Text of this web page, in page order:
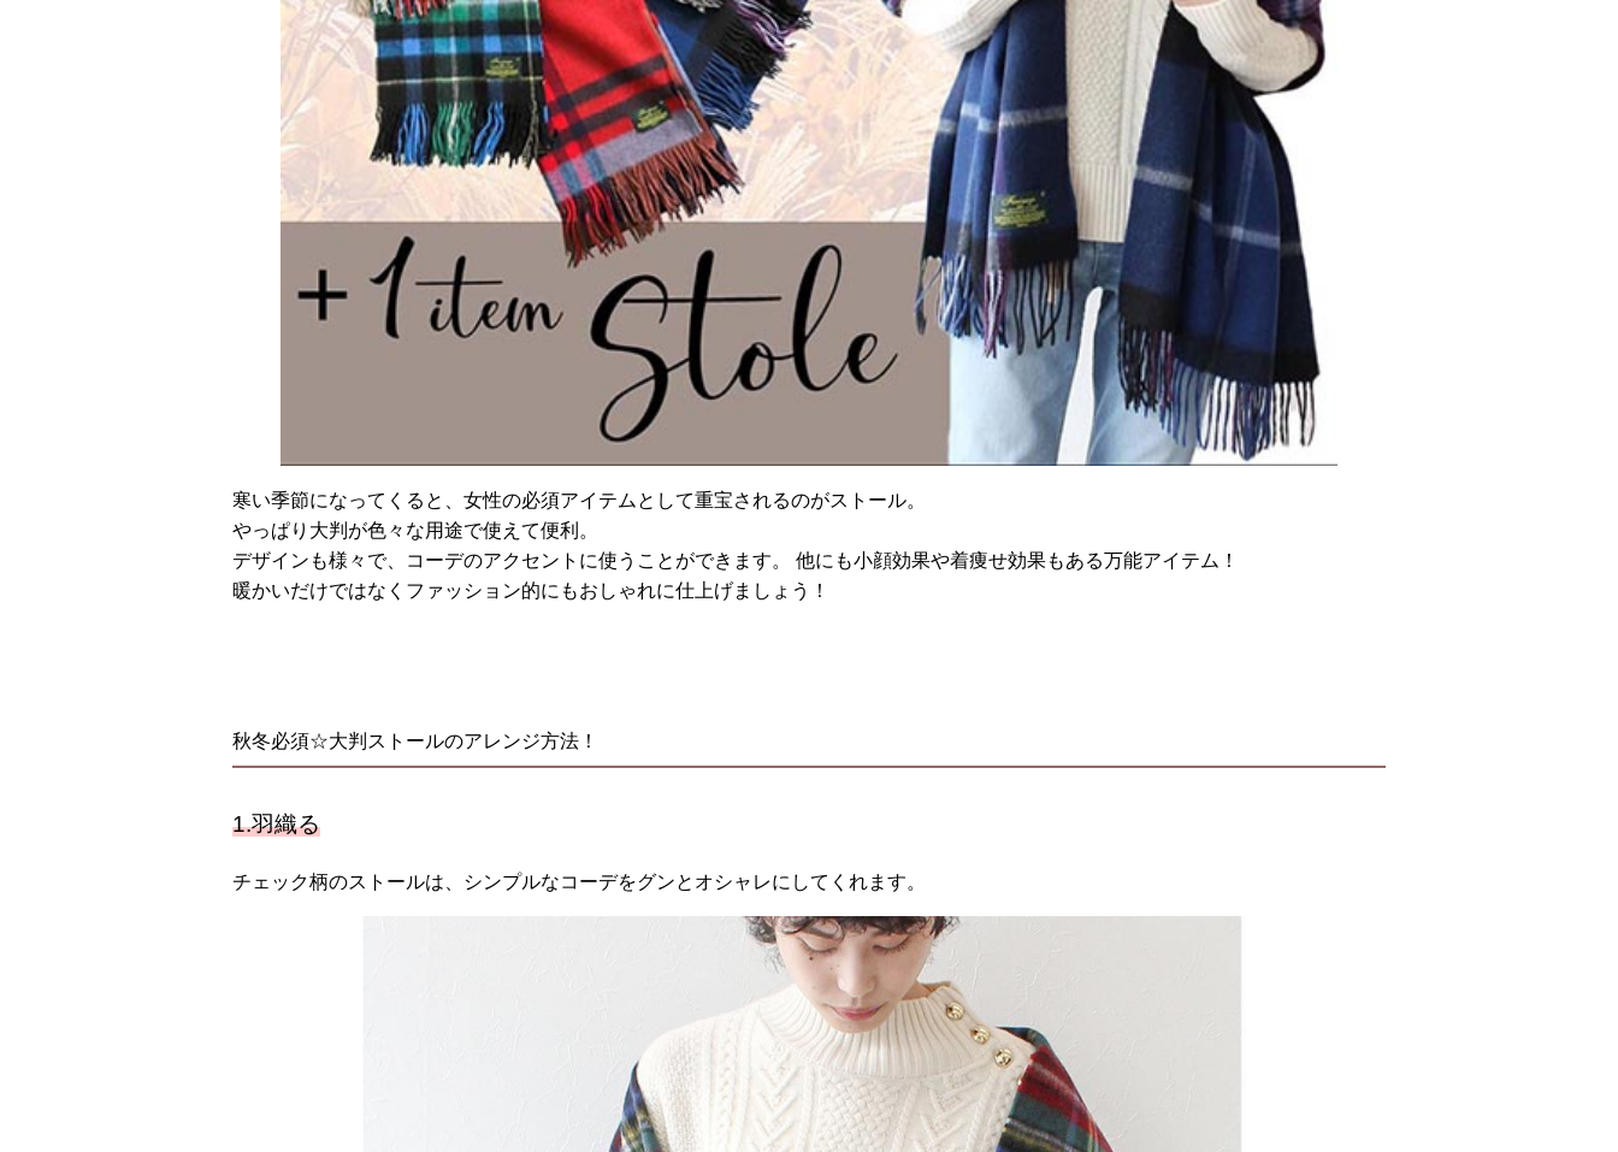
寒い季節になってくると、女性の必須アイテムとして重宝されるのがストール。
やっぱり大判が色々な用途で使えて便利。
デザインも様々で、コーデのアクセントに使うことができます。 他にも小顔効果や着痩せ効果もある万能アイテム！
暖かいだけではなくファッション的にもおしゃれに仕上げましょう！
秋冬必須☆大判ストールのアレンジ方法！
1.羽織る
チェック柄のストールは、シンプルなコーデをグンとオシャレにしてくれます。